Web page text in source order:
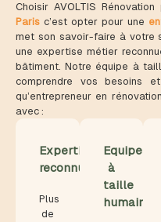
Choisir AVOLTIS
Paris c’est opter pour une
met son savoir-faire à votre
une expertise métier
bâtiment. Notre équipe à
comprendre vos besoins
qu’entrepreneur en
avec :
Expertise
reconnue
Plus
de
Equipe
à
taille
humaine